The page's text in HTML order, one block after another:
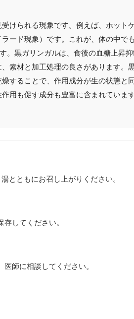
受けられる現象です。例えば、ホッ
ード現象）です。これが、体の中
。黒ガリンガルは、食後の血糖上昇
素材と加工処理の良さがあります
することで、作用成分が生の状態と
用も促す成分も豊富に含まれていま
とともにお召し上がりください。
してください。
師に相談してください。